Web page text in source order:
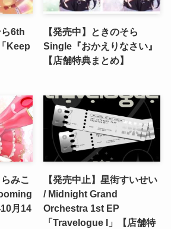
ら6th
Keep
【発売中】ときのそら
Single『おかえりなさい』
【店舗特典まとめ】
みこ
月14
【発売中止】星街すいせい
/ Midnight Grand
Orchestra 1st EP
「Travelogue I」【店舗特